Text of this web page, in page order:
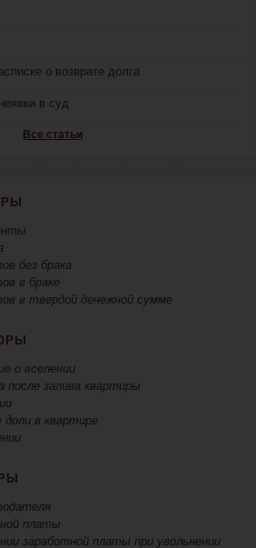
о возврате долга
в суд
Все статьи
без брака
в браке
в твердой денежной сумме
о вселении
после залива квартиры
доли в квартире
платы
заработной платы при увольнении